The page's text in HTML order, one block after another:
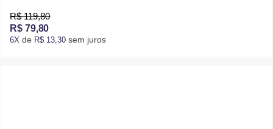
R$ 119,80
R$ 79,80
6X de R$ 13,30 sem juros